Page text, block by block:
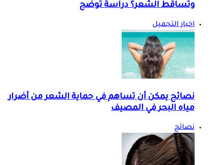
وتساقط الشعر؟ دراسة توضح
اخبار التجميل
نصائح يمكن أن تساهم في حماية الشعر من أضرار
مياه البحر في المصيف
نصائح